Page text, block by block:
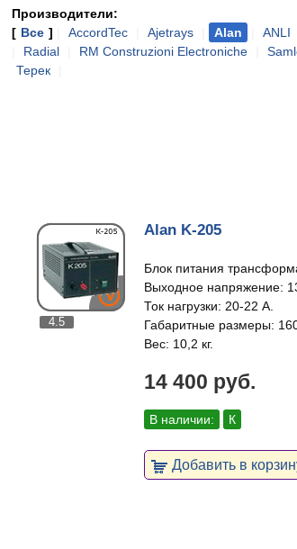
Производители:
[ Все ] AccordTec Ajetrays Alan ANLI
Radial RM Construzioni Electroniche
Терек
4.5
Alan K-205
Блок питания
Выходное напряжение:
Ток нагрузки: 20-22 А.
Габаритные размеры:
Вес: 10,2 кг.
14 400 руб.
В наличии: К
Добавить в